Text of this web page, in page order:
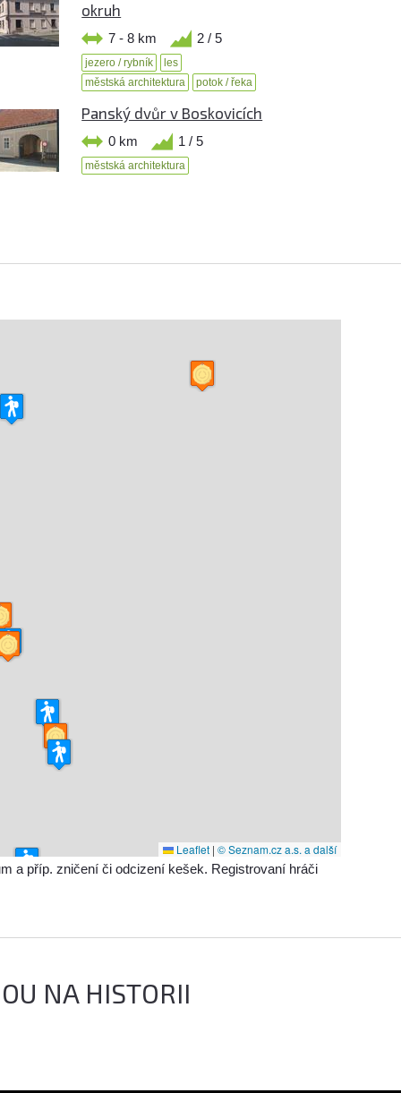
okruh
7 - 8 km 2 / 5
jezero / rybník
les
městská architektura
potok / řeka
Panský dvůr v Boskovicích
0 km 1 / 5
městská architektura
Leaflet | © Seznam.cz a.s. a další
a příp. zničení či odcizení kešek. Registrovaní hráči
NA HISTORII